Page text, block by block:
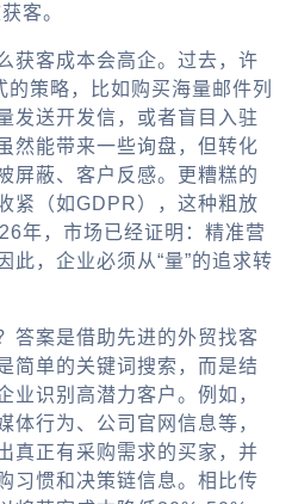
客。
获客成本会高企。过去，许
的策略，比如购买海量邮件列
发送开发信，或者盲目入驻
然能带来一些询盘，但转化
屏蔽、客户反感。更糟糕的
紧（如GDPR），这种粗放
年，市场已经证明：精准营
此，企业必须从“量”的追求转
答案是借助先进的外贸找客
简单的关键词搜索，而是结
业识别高潜力客户。例如，
体行为、公司官网信息等，
真正有采购需求的买家，并
习惯和决策链信息。相比传